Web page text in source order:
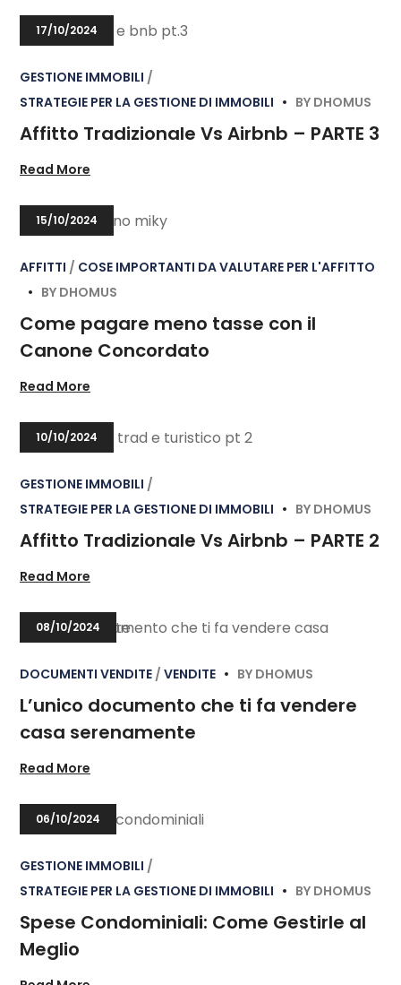
17/10/2024
GESTIONE IMMOBILI
STRATEGIE PER LA GESTIONE DI IMMOBILI
BY DHOMUS
Affitto Tradizionale Vs Airbnb – PARTE 3
Read More
15/10/2024
AFFITTI
COSE IMPORTANTI DA VALUTARE PER L'AFFITTO
BY DHOMUS
Come pagare meno tasse con il
Canone Concordato
Read More
10/10/2024
GESTIONE IMMOBILI
STRATEGIE PER LA GESTIONE DI IMMOBILI
BY DHOMUS
Affitto Tradizionale Vs Airbnb – PARTE 2
Read More
08/10/2024
DOCUMENTI VENDITE VENDITE BY DHOMUS
L’unico documento che ti fa vendere
casa serenamente
Read More
06/10/2024
GESTIONE IMMOBILI
STRATEGIE PER LA GESTIONE DI IMMOBILI
BY DHOMUS
Spese Condominiali: Come Gestirle al
Meglio